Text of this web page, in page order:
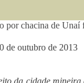
por chacina de Unaí
de outubro de 2013
da cidade mineira